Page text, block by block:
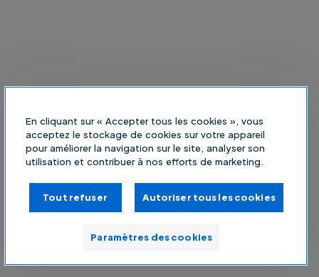
En cliquant sur « Accepter tous les cookies », vous
acceptez le stockage de cookies sur votre appareil
pour améliorer la navigation sur le site, analyser son
utilisation et contribuer à nos efforts de marketing.
Tout refuser Autoriser tous les cookies
Paramètres des cookies